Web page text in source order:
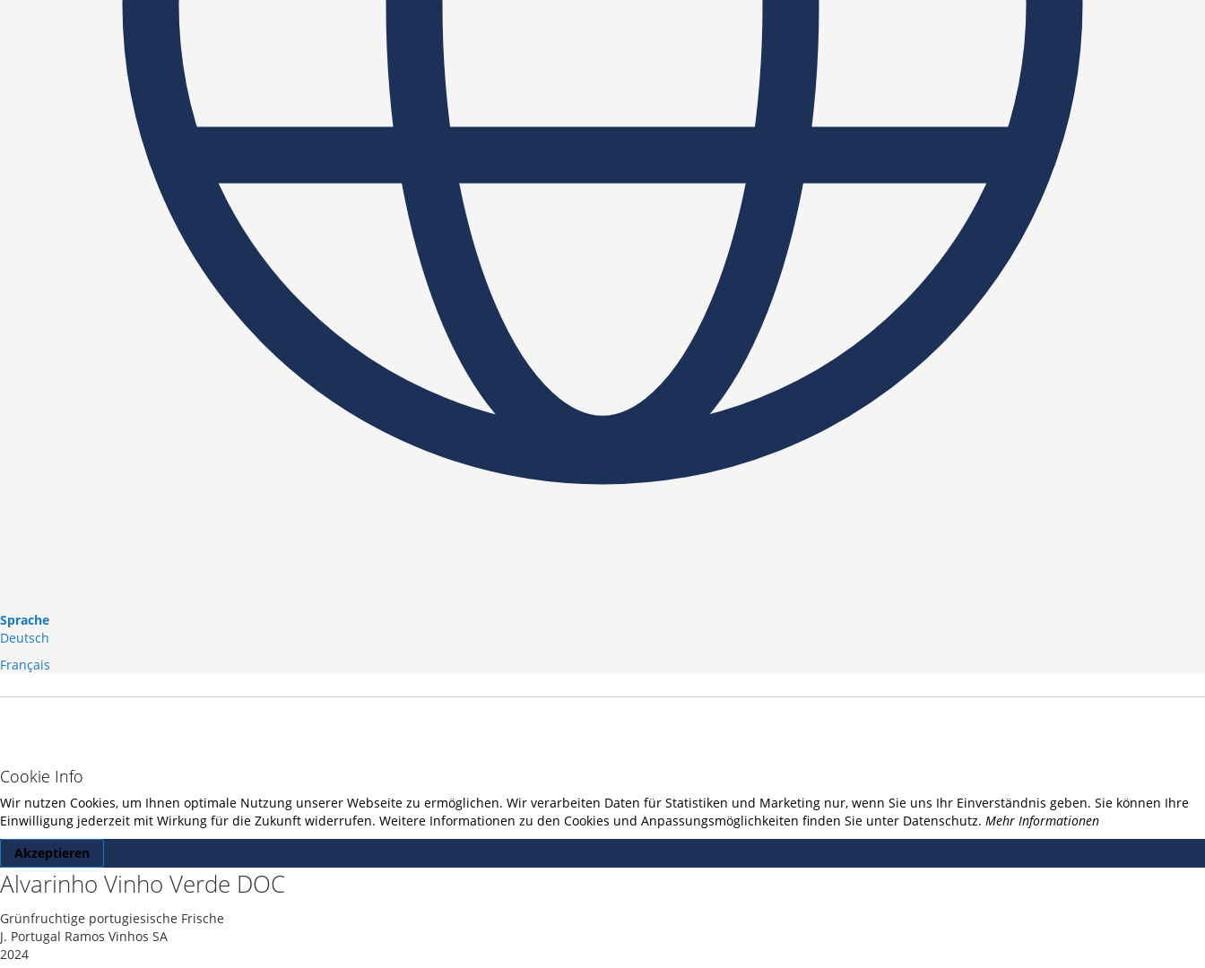
Sprache
Deutsch
Français
Cookie Info
Wir nutzen Cookies, um Ihnen optimale Nutzung unserer Webseite zu ermöglichen. Wir verarbeiten Daten für Statistiken und Marketing nur, wenn Sie uns Ihr Einverständnis geben. Sie können Ihre
Einwilligung jederzeit mit Wirkung für die Zukunft widerrufen. Weitere Informationen zu den Cookies und Anpassungsmöglichkeiten finden Sie unter Datenschutz. Mehr Informationen
Akzeptieren
Alvarinho Vinho Verde DOC
Grünfruchtige portugiesische Frische
J. Portugal Ramos Vinhos SA
2024